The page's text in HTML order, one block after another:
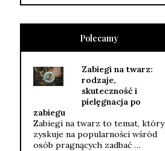
Polecamy
Zabiegi na twarz:
rodzaje,
skuteczność i
pielęgnacja po
zabiegu
Zabiegi na twarz to temat, który
zyskuje na popularności wśród
osób pragnących zadbać …